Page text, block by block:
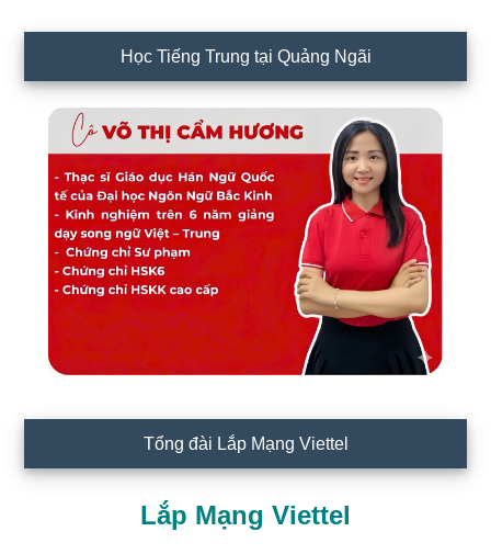
Học Tiếng Trung tại Quảng Ngãi
Tổng đài Lắp Mạng Viettel
Lắp Mạng Viettel